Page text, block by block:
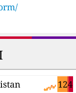
124